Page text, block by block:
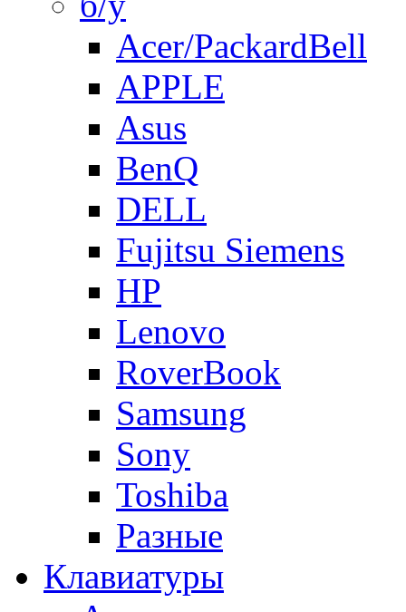
Acer/PackardBell
APPLE
Asus
BenQ
DELL
Fujitsu Siemens
HP
Lenovo
RoverBook
Samsung
Sony
Toshiba
Разные
Клавиатуры